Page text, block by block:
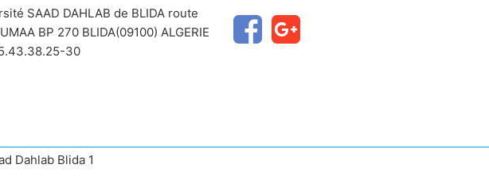
SAAD DAHLAB de BLIDA route
BP 270 BLIDA(09100) ALGERIE
30
Dahlab Blida 1